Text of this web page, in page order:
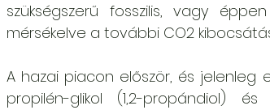
szükségszerű fosszilis, vagy
mérsékelve a további CO2
A hazai piacon először, és jelenleg